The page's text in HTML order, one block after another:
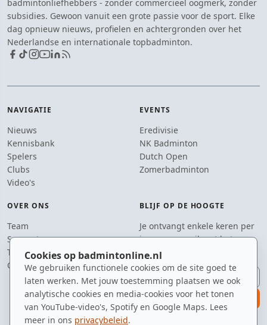
Cookies op badmintonline.nl
We gebruiken functionele cookies om de site goed te
laten werken. Met jouw toestemming plaatsen we ook
analytische cookies en media-cookies voor het tonen
van YouTube-video's, Spotify en Google Maps. Lees
meer in ons privacybeleid.
badmintonliefhebbers - zonder commercieel oogmerk, zonder
subsidies. Gewoon vanuit een grote passie voor de sport. Elke
dag opnieuw nieuws, profielen en achtergronden over het
Nederlandse en internationale topbadminton.
NAVIGATIE
Nieuws
Kennisbank
Spelers
Clubs
Video's
EVENTS
Eredivisie
NK Badminton
Dutch Open
Zomerbadminton
OVER ONS
Team
Supporters
Tip de redactie
Contact
BLIJF OP DE HOOGTE
Je ontvangt enkele keren per
jaar een e-mail met het
laatste badmintonnieuws.
E-mailadres
aanmelden